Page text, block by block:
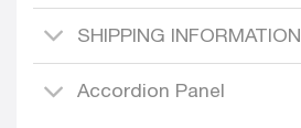
SHIPPING INFORMATION
Accordion Panel